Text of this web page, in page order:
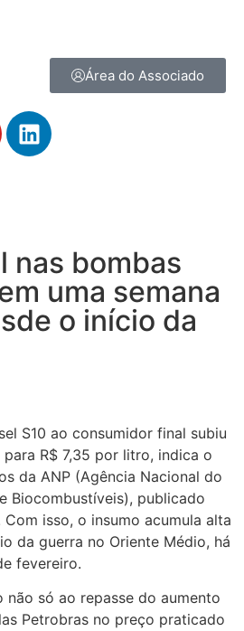
Área do Associado
nas bombas
uma semana
o início da
S10 ao consumidor final subiu
para R$ 7,35 por litro, indica o
da ANP (Agência Nacional do
Biocombustíveis), publicado
isso, o insumo acumula alta
da guerra no Oriente Médio, há
fevereiro.
não só ao repasse do aumento
Petrobras no preço praticado